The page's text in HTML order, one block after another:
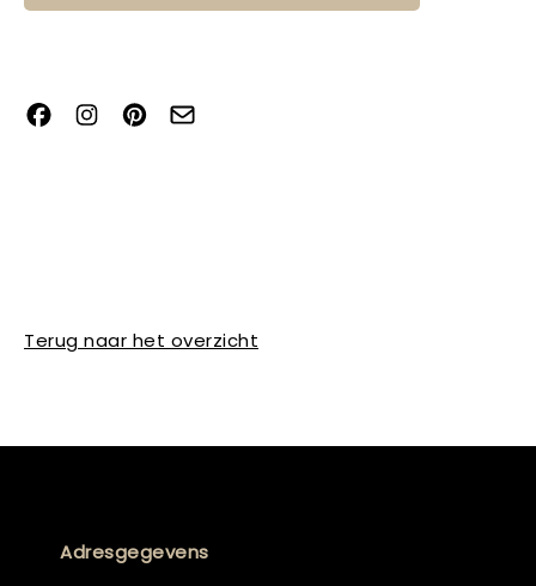
Terug naar het overzicht
Adresgegevens